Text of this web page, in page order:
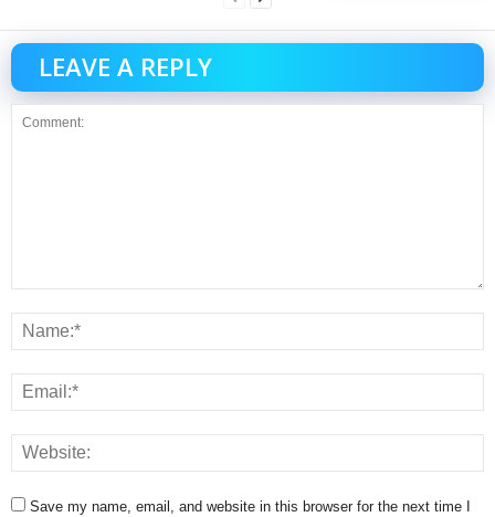
LEAVE A REPLY
Save my name, email, and website in this browser for the next time I